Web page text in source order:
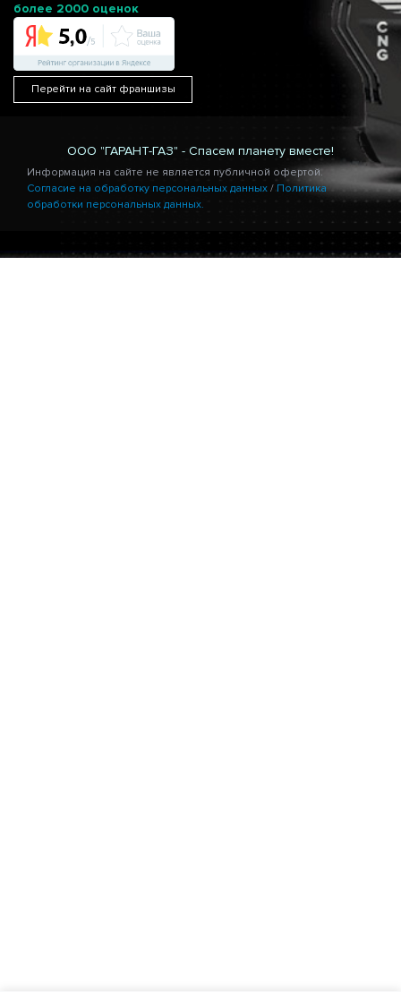
более 2000 оценок
Перейти на сайт франшизы
ООО "ГАРАНТ-ГАЗ" - Спасем планету вместе!
Информация на сайте не является публичной офертой.
Согласие на обработку персональных данных / Политика
обработки персональных данных.